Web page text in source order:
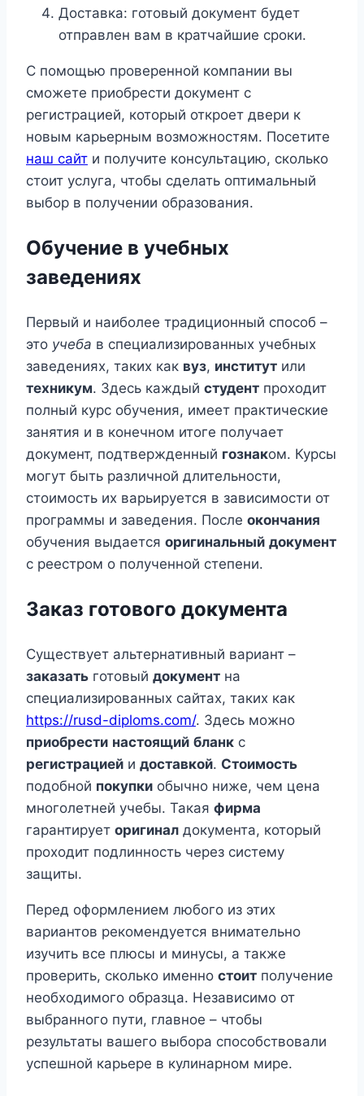
Доставка: готовый документ будет
отправлен вам в кратчайшие сроки.
С помощью проверенной компании вы
сможете приобрести документ с
регистрацией, который откроет двери к
новым карьерным возможностям. Посетите
наш сайт и получите консультацию, сколько
стоит услуга, чтобы сделать оптимальный
выбор в получении образования.
Обучение в учебных
заведениях
Первый и наиболее традиционный способ –
это учеба в специализированных учебных
заведениях, таких как вуз, институт или
техникум. Здесь каждый студент проходит
полный курс обучения, имеет практические
занятия и в конечном итоге получает
документ, подтвержденный гознаком. Курсы
могут быть различной длительности,
стоимость их варьируется в зависимости от
программы и заведения. После окончания
обучения выдается оригинальный документ
с реестром о полученной степени.
Заказ готового документа
Существует альтернативный вариант –
заказать готовый документ на
специализированных сайтах, таких как
https://rusd-diploms.com/. Здесь можно
приобрести настоящий бланк с
регистрацией и доставкой. Стоимость
подобной покупки обычно ниже, чем цена
многолетней учебы. Такая фирма
гарантирует оригинал документа, который
проходит подлинность через систему
защиты.
Перед оформлением любого из этих
вариантов рекомендуется внимательно
изучить все плюсы и минусы, а также
проверить, сколько именно стоит получение
необходимого образца. Независимо от
выбранного пути, главное – чтобы
результаты вашего выбора способствовали
успешной карьере в кулинарном мире.